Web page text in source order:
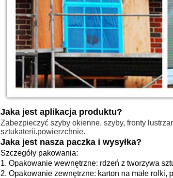
Jaka jest aplikacja produktu?
Zabezpieczyć szyby okienne, szyby, fronty
sztukaterii.powierzchnie.
Jaka jest nasza paczka i wysyłka?
Szczegóły pakowania:
1. Opakowanie wewnętrzne: rdzeń z tworzywa
2. Opakowanie zewnętrzne: karton na małe rolki,